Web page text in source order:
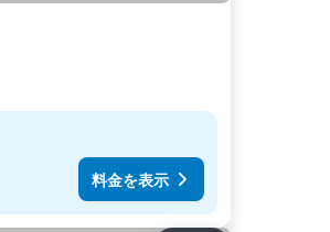
料金を表示